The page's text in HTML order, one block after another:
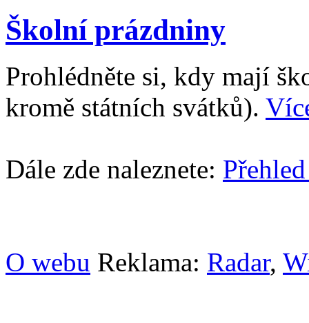
Školní prázdniny
Prohlédněte si, kdy mají
kromě státních svátků).
Dále zde naleznete:
O webu Reklama: Radar,